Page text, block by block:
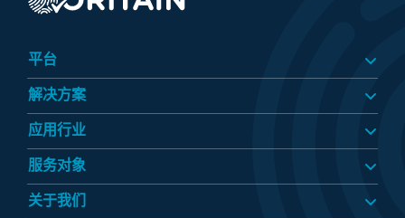
平台
解决方案
应用行业​
服务对象​
关于我们​